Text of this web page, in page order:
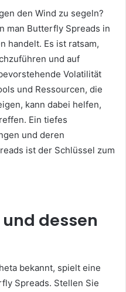
den Wind zu segeln?
man Butterfly Spreads in
handelt. Es ist ratsam,
und auf
Volatilität
und Ressourcen, die
kann dabei helfen,
Ein tiefes
und deren
ist der Schlüssel zum
dessen
bekannt, spielt eine
Spreads. Stellen Sie